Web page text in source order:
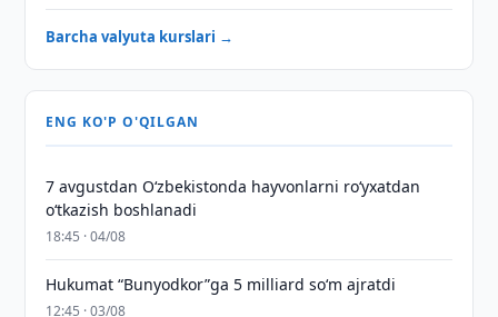
Barcha valyuta kurslari →
ENG KO'P O'QILGAN
7 avgustdan O‘zbekistonda hayvonlarni ro‘yxatdan
o‘tkazish boshlanadi
18:45 · 04/08
Hukumat “Bunyodkor”ga 5 milliard so‘m ajratdi
12:45 · 03/08